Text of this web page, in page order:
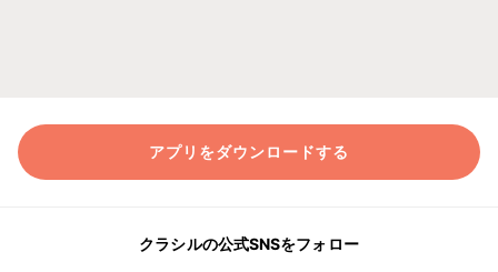
アプリをダウンロードする
クラシルの公式SNSをフォロー